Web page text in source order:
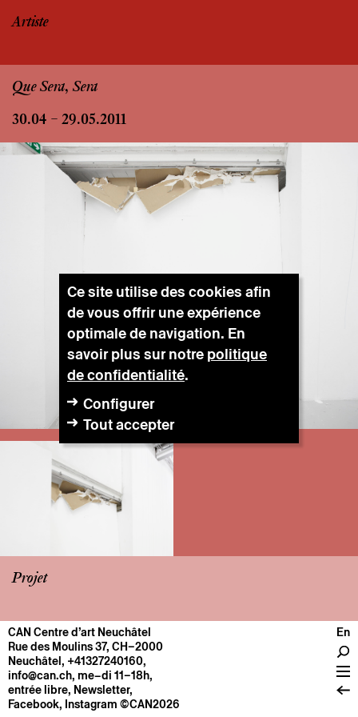
Artiste
Que Sera, Sera
30.04 – 29.05.2011
Projet
CENTRE
Infos pratiques
Fonctionnement
À propos
CAN Centre d’art Neuchâtel
Rue des Moulins 37, CH–2000
Neuchâtel, +41327240160,
info@can.ch, me–di 11–18h,
entrée libre, Newsletter,
Facebook, Instagram ©CAN2026
En
Ce site utilise des cookies afin
de vous offrir une expérience
optimale de navigation. En
savoir plus sur notre politique
de confidentialité.
Configurer
Tout accepter